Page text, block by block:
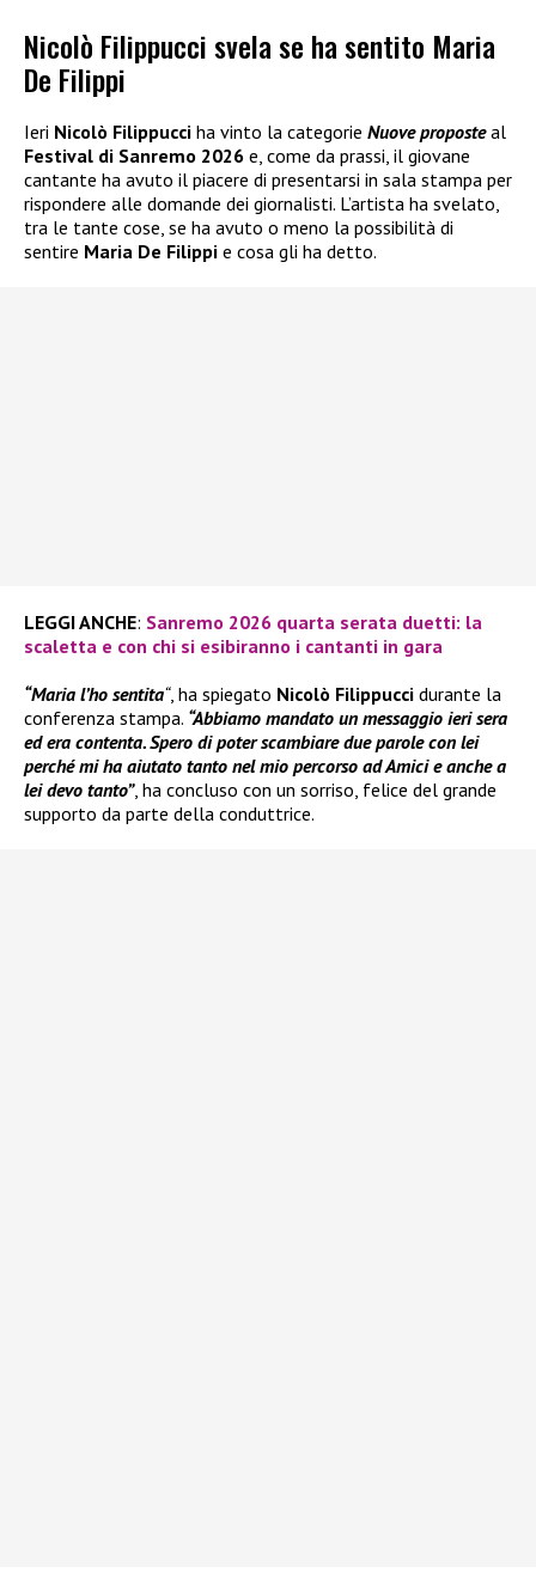
Nicolò Filippucci svela se ha sentito Maria
De Filippi
Ieri Nicolò Filippucci ha vinto la categorie Nuove proposteal
Festival di Sanremo 2026 e, come da prassi, il giovane
cantante ha avuto il piacere di presentarsi in sala stampa per
rispondere alle domande dei giornalisti. L’artista ha svelato,
tra le tante cose, se ha avuto o meno la possibilità di
sentire Maria De Filippi e cosa gli ha detto.
LEGGI ANCHE: Sanremo 2026 quarta serata duetti: la
scaletta e con chi si esibiranno i cantanti in gara
“Maria l’ho sentita“, ha spiegato Nicolò Filippucci durante la
conferenza stampa. “Abbiamo mandato un messaggio ieri sera
ed era contenta. Spero di poter scambiare due parole con lei
perché mi ha aiutato tanto nel mio percorso ad Amici e anche a
lei devo tanto”, ha concluso con un sorriso, felice del grande
supporto da parte della conduttrice.